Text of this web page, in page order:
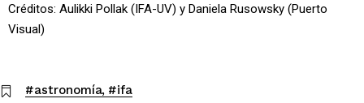
Créditos: Aulikki Pollak (IFA-UV) y Daniela Rusowsky (Puerto
Visual)
#astronomía #ifa